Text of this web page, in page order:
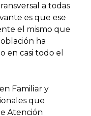
a todas
es que ese
el mismo que
ha
en casi todo el
Familiar y
que
Atención